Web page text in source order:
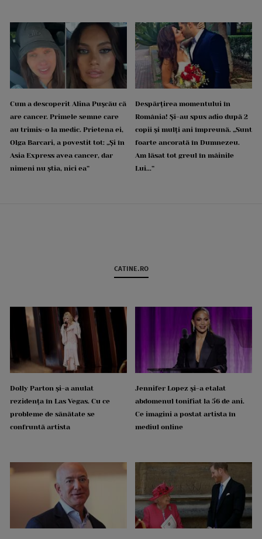
Cum a descoperit Alina Pușcău că
are cancer. Primele semne care
au trimis-o la medic. Prietena ei,
Olga Barcari, a povestit tot: „Și în
Asia Express avea cancer, dar
nimeni nu știa, nici ea”
Despărțirea momentului în
România! Și-au spus adio după 2
copii și mulți ani împreună. „Sunt
foarte ancorată în Dumnezeu.
Am lăsat tot greul în mâinile
Lui...”
CATINE.RO
Dolly Parton și-a anulat
rezidența în Las Vegas. Cu ce
probleme de sănătate se
confruntă artista
Jennifer Lopez și-a etalat
abdomenul tonifiat la 56 de ani.
Ce imagini a postat artista în
mediul online